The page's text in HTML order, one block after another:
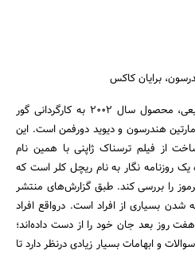
جستجو
برایان کاکس
«حلقه» فیلم ترسناک جنی فراطبیعی، محصول سال ۲۰۰۲ به کارگردانی گور
هندرسون و دیوید دورفمن است. این
از فیلم ترسناک ژاپنی با همین نام
یک روزنامه نگار به نام ریچل کلر است که
را بررسی کند. طبق گزارش‌های منتشر
بسیاری از افراد است. درواقع افراد
روز بعد جان خود را از دست داده‌اند؛
و ابهامات بسیار زیادی درنظر دارد تا